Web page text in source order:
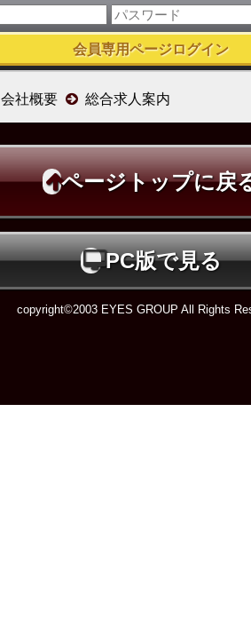
会社概要 総合求人案内
ページトップに戻
PC版で見る
copyright©2003 EYES GROUP All Rights